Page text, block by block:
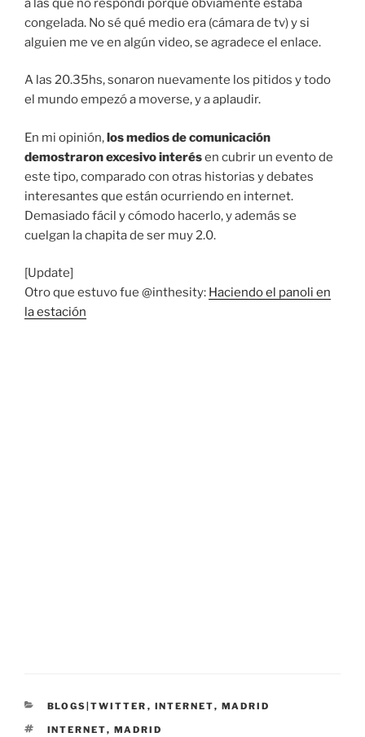
a las que no respondí porque obviamente estaba
congelada. No sé qué medio era (cámara de tv) y si
alguien me ve en algún video, se agradece el enlace.
A las 20.35hs, sonaron nuevamente los pitidos y todo
el mundo empezó a moverse, y a aplaudir.
En mi opinión,los medios de comunicación
demostraron excesivo interésen cubrir un evento de
este tipo, comparado con otras historias y debates
interesantes que están ocurriendo en internet.
Demasiado fácil y cómodo hacerlo, y además se
cuelgan la chapita de ser muy 2.0.
[Update]
Otro que estuvo fue @inthesity: Haciendo el panoli en
la estación
CATEGORÍAS
BLOGS|TWITTER , INTERNET, MADRID
ETIQUETAS
INTERNET, MADRID